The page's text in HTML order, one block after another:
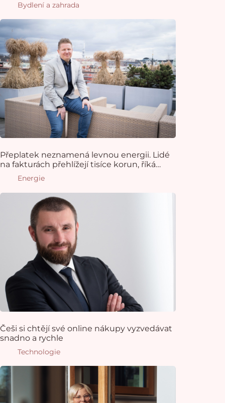
Bydlení a zahrada
Přeplatek neznamená levnou energii. Lidé
na fakturách přehlížejí tisíce korun, říká
obchodní ředitel společnosti epet
Energie
Češi si chtějí své online nákupy vyzvedávat
snadno a rychle
Technologie